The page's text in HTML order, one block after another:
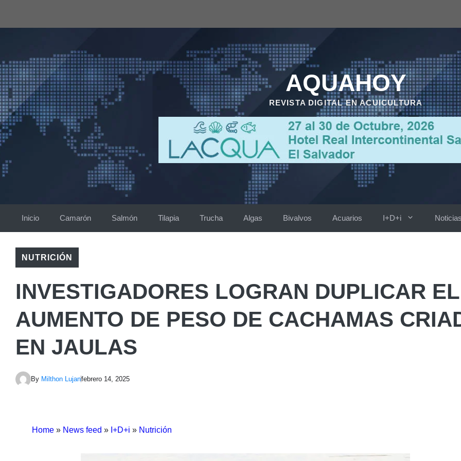
AQUAHOY
REVISTA DIGITAL EN ACUICULTURA
Inicio Camarón Salmón Tilapia Trucha Algas Bivalvos Acuarios I+D+i
NUTRICIÓN
INVESTIGADORES LOGRAN DUPLICAR EL
AUMENTO DE PESO DE CACHAMAS
EN JAULAS
By Milthon Lujanfebrero 14, 2025
Home » News feed » I+D+i » Nutrición